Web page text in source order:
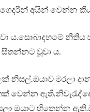
අයින් වෙන්න
ය.සොබාදහමේ
වූවා ය.
මරලා
වෙන්න
ඔයාට හිතෙන්න